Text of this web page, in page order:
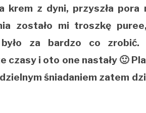
krem z dyni, przyszła pora
zostało mi troszkę
za bardzo co zrobić.
czasy i oto one nastały 🙂
śniadaniem zatem